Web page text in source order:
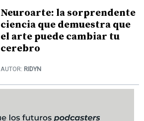
Neuroarte: la sorprendente
ciencia que demuestra que
el arte puede cambiar tu
cerebro
AUTOR: RIDYN